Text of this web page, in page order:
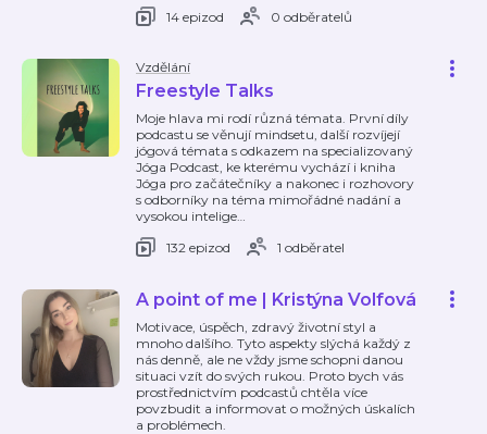
14 epizod
0 odběratelů
Vzdělání
Freestyle Talks
Moje hlava mi rodí různá témata. První díly
podcastu se věnují mindsetu, další rozvíjejí
jógová témata s odkazem na specializovaný
Jóga Podcast, ke kterému vychází i kniha
Jóga pro začátečníky a nakonec i rozhovory
s odborníky na téma mimořádné nadání a
vysokou intelige…
132 epizod
1 odběratel
A point of me | Kristýna Volfová
Motivace, úspěch, zdravý životní styl a
mnoho dalšího. Tyto aspekty slýchá každý z
nás denně, ale ne vždy jsme schopni danou
situaci vzít do svých rukou. Proto bych vás
prostřednictvím podcastů chtěla více
povzbudit a informovat o možných úskalích
a problémech.